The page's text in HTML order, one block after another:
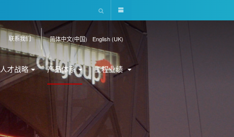
English (UK)
简体中文(中国)
联系我们
人才战略 产品体系 工程业绩